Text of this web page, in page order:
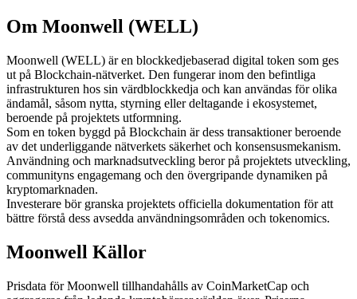
USDC Futures
Futures med USDC som säkerhet
Om Moonwell (WELL)
Moonwell (WELL) är en blockkedjebaserad digital token som ges
ut på Blockchain-nätverket. Den fungerar inom den befintliga
infrastrukturen hos sin värdblockkedja och kan användas för olika
ändamål, såsom nytta, styrning eller deltagande i ekosystemet,
beroende på projektets utformning.
Som en token byggd på Blockchain är dess transaktioner beroende
av det underliggande nätverkets säkerhet och konsensusmekanism.
Användning och marknadsutveckling beror på projektets utveckling,
communityns engagemang och den övergripande dynamiken på
kryptomarknaden.
Investerare bör granska projektets officiella dokumentation för att
bättre förstå dess avsedda användningsområden och tokenomics.
Moonwell Källor
Prisdata för Moonwell tillhandahålls av CoinMarketCap och